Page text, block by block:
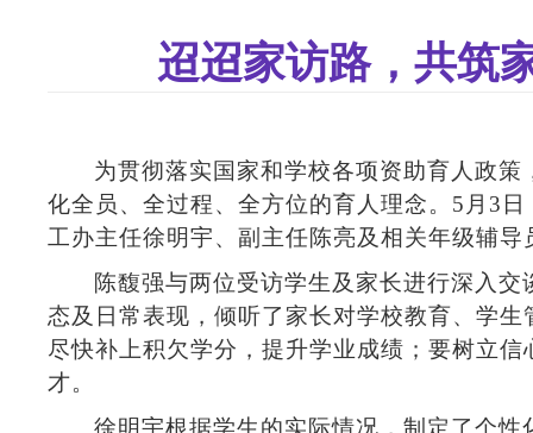
迢迢家访路，共筑
为贯彻落实国家和学校各项资助育人政
化全员、全过程、全方位的育人理念。 5 月 3
工办主任徐明宇、副主任陈亮及相关年级辅
陈馥强与两位受访学生及家长进行深入
态及日常表现，倾听了家长对学校教育、学
尽快补上积欠学分，提升学业成绩；要树立信
才。
徐明宇根据学生的实际情况，制定了个